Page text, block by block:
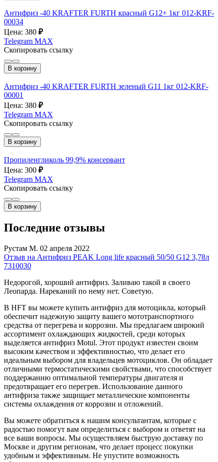
Антифриз -40 KRAFTER FURTH красный G12+ 1кг 012-KRF-
00034
Цена: 380 ₽
Telegram MAX
Скопировать ссылку
В корзину
Антифриз -40 KRAFTER FURTH зеленый G11 1кг 012-KRF-
00001
Цена: 380 ₽
Telegram MAX
Скопировать ссылку
В корзину
Пропиленгликоль 99,9% консервант
Цена: 300 ₽
Telegram MAX
Скопировать ссылку
В корзину
Последние отзывы
Рустам М. 02 апреля 2022
Отзыв на Антифриз PEAK Long life красный 50/50 G12 3,78л
7310030
Недорогой, хороший антифриз. Заливаю такой в своего
Леопарда. Нареканий по нему нет. Советую.
В HFT вы можете купить антифриз для мотоцикла, который
обеспечит надежную защиту вашего мототранспортного
средства от перегрева и коррозии. Мы предлагаем широкий
ассортимент охлаждающих жидкостей, среди которых
выделяется антифриз Motul. Этот продукт известен своим
высоким качеством и эффективностью, что делает его
идеальным выбором для владельцев мотоциклов. Он обладает
отличными термостатическими свойствами, что способствует
поддержанию оптимальной температуры двигателя и
предотвращает его перегрев. Использование данного
антифриза также защищает металлические компоненты
системы охлаждения от коррозии и отложений.
Вы можете обратиться к нашим консультантам, которые с
радостью помогут вам определиться с выбором и ответят на
все ваши вопросы. Мы осуществляем быструю доставку по
Москве и другим регионам, что делает процесс покупки
удобным и эффективным. Не упустите возможность